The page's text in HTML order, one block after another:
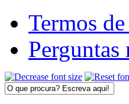
Termos
Perguntas